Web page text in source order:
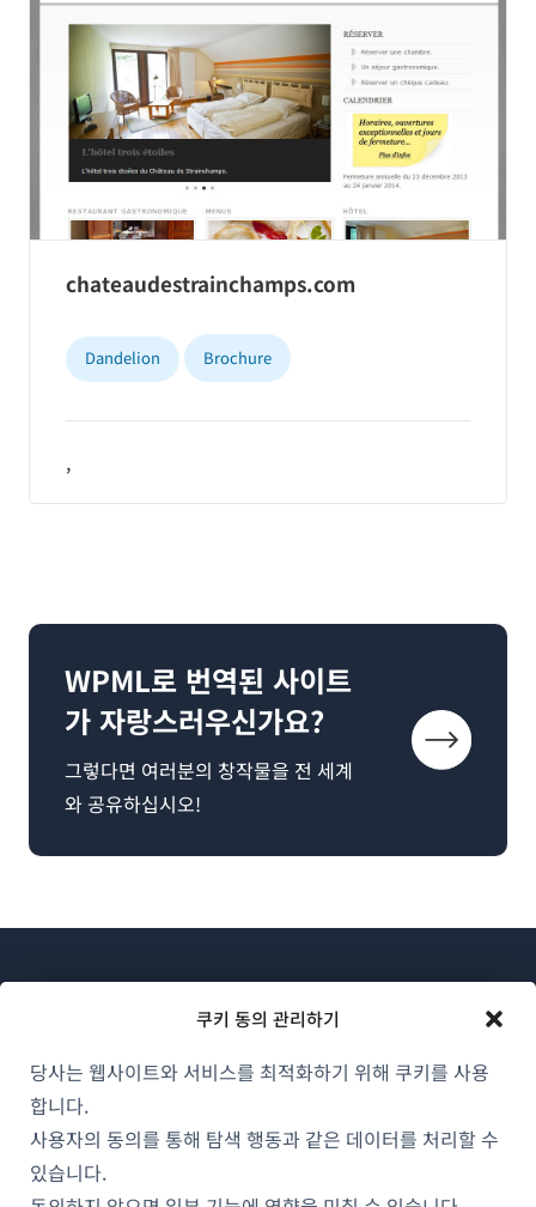
쿠키 동의 관리하기
당사는 웹사이트와 서비스를 최적화하기 위해 쿠키를 사용
합니다.
사용자의 동의를 통해 탐색 행동과 같은 데이터를 처리할 수
있습니다.
chateaudestrainchamps.com
Dandelion Brochure
,
WPML로 번역된 사이트
가 자랑스러우신가요?
그렇다면 여러분의 창작물을 전 세계
와 공유하십시오!
WPML 소개
GDPR 및 개인정보 처리방침